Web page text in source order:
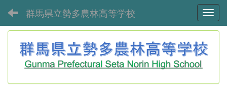
群馬県立勢多農林高等学校